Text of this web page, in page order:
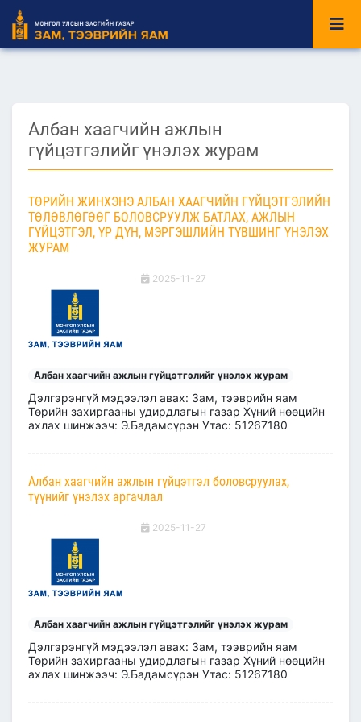
Албан хаагчийн ажлын
гүйцэтгэлийг үнэлэх журам
ТӨРИЙН ЖИНХЭНЭ АЛБАН ХААГЧИЙН ГҮЙЦЭТГЭЛИЙН
ТӨЛӨВЛӨГӨӨГ БОЛОВСРУУЛЖ БАТЛАХ, АЖЛЫН
ГҮЙЦЭТГЭЛ, ҮР ДҮН, МЭРГЭШЛИЙН ТҮВШИНГ ҮНЭЛЭХ
ЖУРАМ
2025-11-27
Албан хаагчийн ажлын гүйцэтгэлийг үнэлэх журам
Дэлгэрэнгүй мэдээлэл авах: Зам, тээврийн яам
Төрийн захиргааны удирдлагын газар Хүний нөөцийн
ахлах шинжээч: Э.Бадамсүрэн Утас: 51267180
Албан хаагчийн ажлын гүйцэтгэл боловсруулах,
түүнийг үнэлэх аргачлал
2025-11-27
Албан хаагчийн ажлын гүйцэтгэлийг үнэлэх журам
Дэлгэрэнгүй мэдээлэл авах: Зам, тээврийн яам
Төрийн захиргааны удирдлагын газар Хүний нөөцийн
ахлах шинжээч: Э.Бадамсүрэн Утас: 51267180